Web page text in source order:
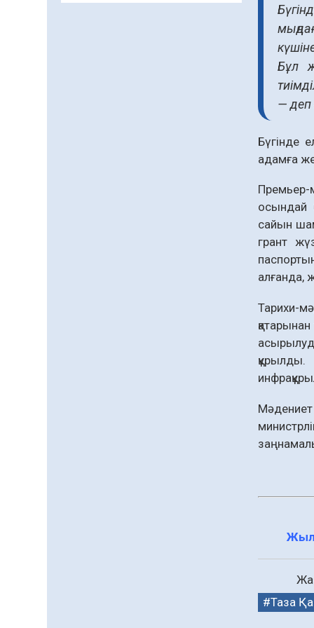
Бұл
— деп
Бүгінде
адамға
Премьер-
осындай
сайын
грант
алғанда,
Тарихи-
құрылды.
Таза